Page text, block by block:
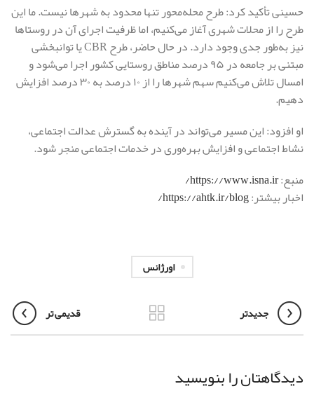
حسینی تأکید کرد: طرح محله‌محور تنها محدود به شهرها نیست. ما این
طرح را از محلات شهری آغاز می‌کنیم، اما ظرفیت اجرای آن در روستاها
نیز به‌طور جدی وجود دارد. در حال حاضر، طرح CBR یا توانبخشی
مبتنی بر جامعه در ۹۵ درصد مناطق روستایی کشور اجرا می‌شود و
امسال تلاش می‌کنیم سهم شهرها را از ۱۰ درصد به ۳۰ درصد افزایش
دهیم.
او افزود: این مسیر می‌تواند در آینده به گسترش عدالت اجتماعی،
نشاط اجتماعی و افزایش بهره‌وری در خدمات اجتماعی منجر شود.
منبع:https://www.isna.ir/
اخبار بیشتر:https://ahtk.ir/blog/
اورژانس
جدیدتر قدیمی تر
دیدگاهتان را بنویسید